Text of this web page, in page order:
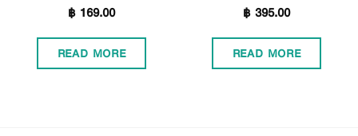
฿169.00
READ MORE
฿395.00
READ MORE